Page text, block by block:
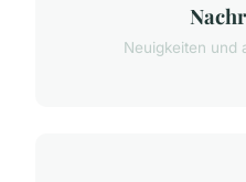
Neuigkeiten und